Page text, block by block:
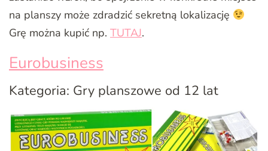
na planszy może zdradzić sekretną lokalizację
Grę można kupić np. TUTAJ.
Eurobusiness
Kategoria: Gry planszowe od 12 lat